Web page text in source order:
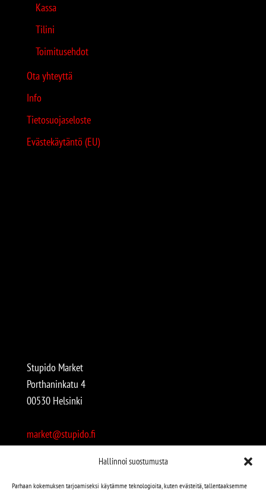
Hallinnoi suostumusta
Parhaan kokemuksen tarjoamiseksi käytämme teknologioita, kuten evästeitä, tallentaaksemme
Kassa
Tilini
Toimitusehdot
Ota yhteyttä
Info
Tietosuojaseloste
Evästekäytäntö (EU)
Stupido Market
Porthaninkatu 4
00530 Helsinki
market@stupido.fi
Avoinna: